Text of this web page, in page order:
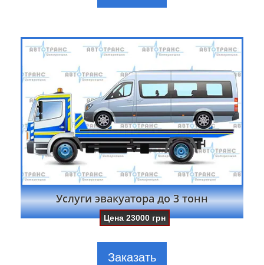
Услуги эвакуатора до 3 тонн
Цена23000 грн
Заказать